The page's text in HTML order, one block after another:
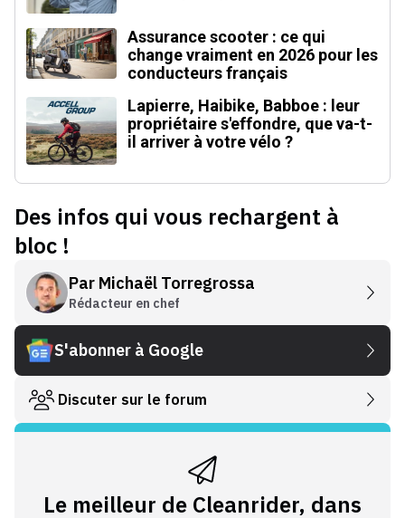
Assurance scooter : ce qui
change vraiment en 2026 pour les
conducteurs français
Lapierre, Haibike, Babboe : leur
propriétaire s'effondre, que va-t-
il arriver à votre vélo ?
Des infos qui vous rechargent à
bloc !
Par Michaël Torregrossa
Rédacteur en chef
S'abonner à Google
Discuter sur le forum
Le meilleur de Cleanrider, dans